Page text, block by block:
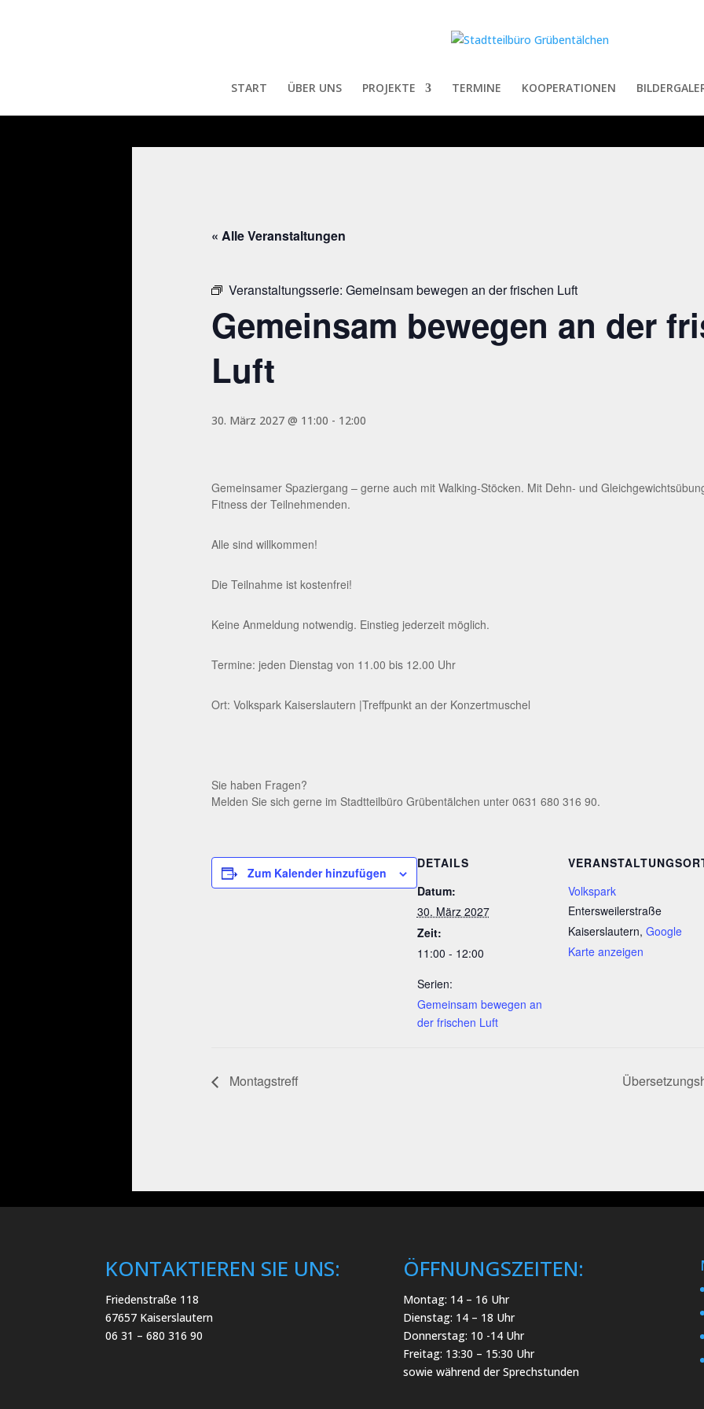
START ÜBER UNS PROJEKTE TERMINE KOOPERATIONEN
« Alle Veranstaltungen
Veranstaltungsserie: Gemeinsam bewegen an der frischen Luft
Gemeinsam bewegen an der
Luft
30. März 2027 @ 11:00 - 12:00
Gemeinsamer Spaziergang – gerne auch mit Walking-Stöcken. Mit Dehn- und
Fitness der Teilnehmenden.
Alle sind willkommen!
Die Teilnahme ist kostenfrei!
Keine Anmeldung notwendig. Einstieg jederzeit möglich.
Termine: jeden Dienstag von 11.00 bis 12.00 Uhr
Ort: Volkspark Kaiserslautern |Treffpunkt an der Konzertmuschel
Sie haben Fragen?
Melden Sie sich gerne im Stadtteilbüro Grübentälchen unter 0631 680 316 90.
Zum Kalender hinzufügen
DETAILS
Datum:
30. März 2027
Zeit:
11:00 - 12:00
Serien:
Gemeinsam bewegen an
der frischen Luft
Volkspark
Entersweilerstraße
Kaiserslautern, Google
Karte anzeigen
Montagstreff
KONTAKTIEREN SIE UNS:
Friedenstraße 118
67657 Kaiserslautern
06 31 – 680 316 90
ÖFFNUNGSZEITEN:
Montag: 14 – 16 Uhr
Dienstag: 14 – 18 Uhr
Donnerstag: 10 -14 Uhr
Freitag: 13:30 – 15:30 Uhr
sowie während der Sprechstunden